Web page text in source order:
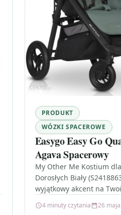
PRODUKT
WÓZKI SPACEROWE
Easygo Easy Go
Agava Spacerowy
My Other Me Kostium dla
Dorosłych Biały
wyjątkowy akcent na
przyjęcie w klimacie
4 minuty czytania 26